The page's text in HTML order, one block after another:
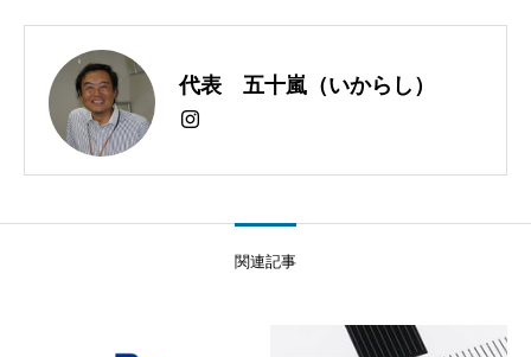
代表 五十嵐（いからし）
関連記事